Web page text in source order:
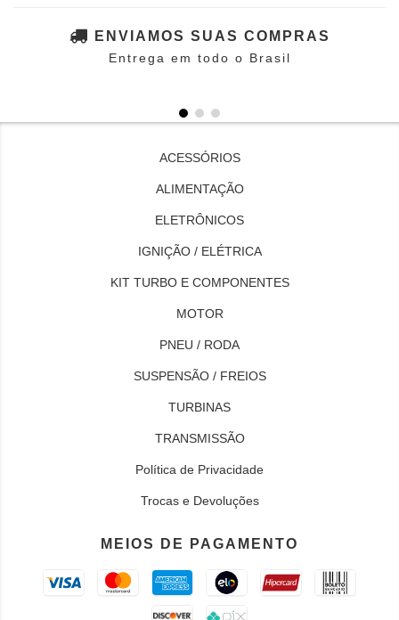
ENVIAMOS SUAS COMPRAS
Entrega em todo o Brasil
ACESSÓRIOS
ALIMENTAÇÃO
ELETRÔNICOS
IGNIÇÃO / ELÉTRICA
KIT TURBO E COMPONENTES
MOTOR
PNEU / RODA
SUSPENSÃO / FREIOS
TURBINAS
TRANSMISSÃO
Política de Privacidade
Trocas e Devoluções
MEIOS DE PAGAMENTO